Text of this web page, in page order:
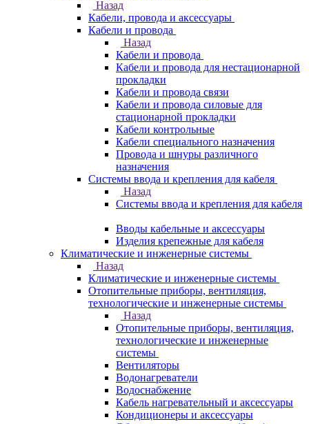
Назад
Кабели, провода и аксессуары
Кабели и провода
Назад
Кабели и провода
Кабели и провода для нестационарной
прокладки
Кабели и провода связи
Кабели и провода силовые для
стационарной прокладки
Кабели контрольные
Кабели специального назначения
Провода и шнуры различного
назначения
Системы ввода и крепления для кабеля
Назад
Системы ввода и крепления для кабеля
Вводы кабельные и аксессуары
Изделия крепежные для кабеля
Климатические и инженерные системы
Назад
Климатические и инженерные системы
Отопительные приборы, вентиляция,
технологические и инженерные системы
Назад
Отопительные приборы, вентиляция,
технологические и инженерные
системы
Вентиляторы
Водонагреватели
Водоснабжение
Кабель нагревательный и аксессуары
Кондиционеры и аксессуары